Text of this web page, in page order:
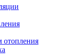
отопления